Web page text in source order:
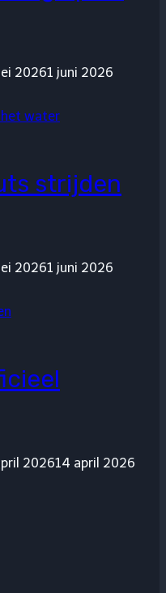
20261 juni 2026
strijden
20261 juni 2026
202614 april 2026